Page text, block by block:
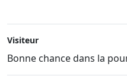
Visiteur
Bonne chance dans la